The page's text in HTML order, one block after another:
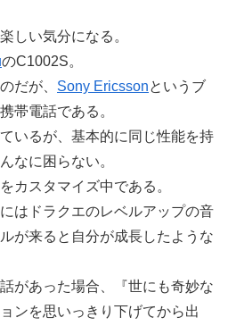
しい気分になる。
のC1002S。
だが、 Sony Ericssonというブ
帯電話である。
いるが、基本的に同じ性能を持
なに困らない。
カスタマイズ中である。
はドラクエのレベルアップの音
が来ると自分が成長したような
があった場合、『世にも奇妙な
ンを思いっきり下げてから出